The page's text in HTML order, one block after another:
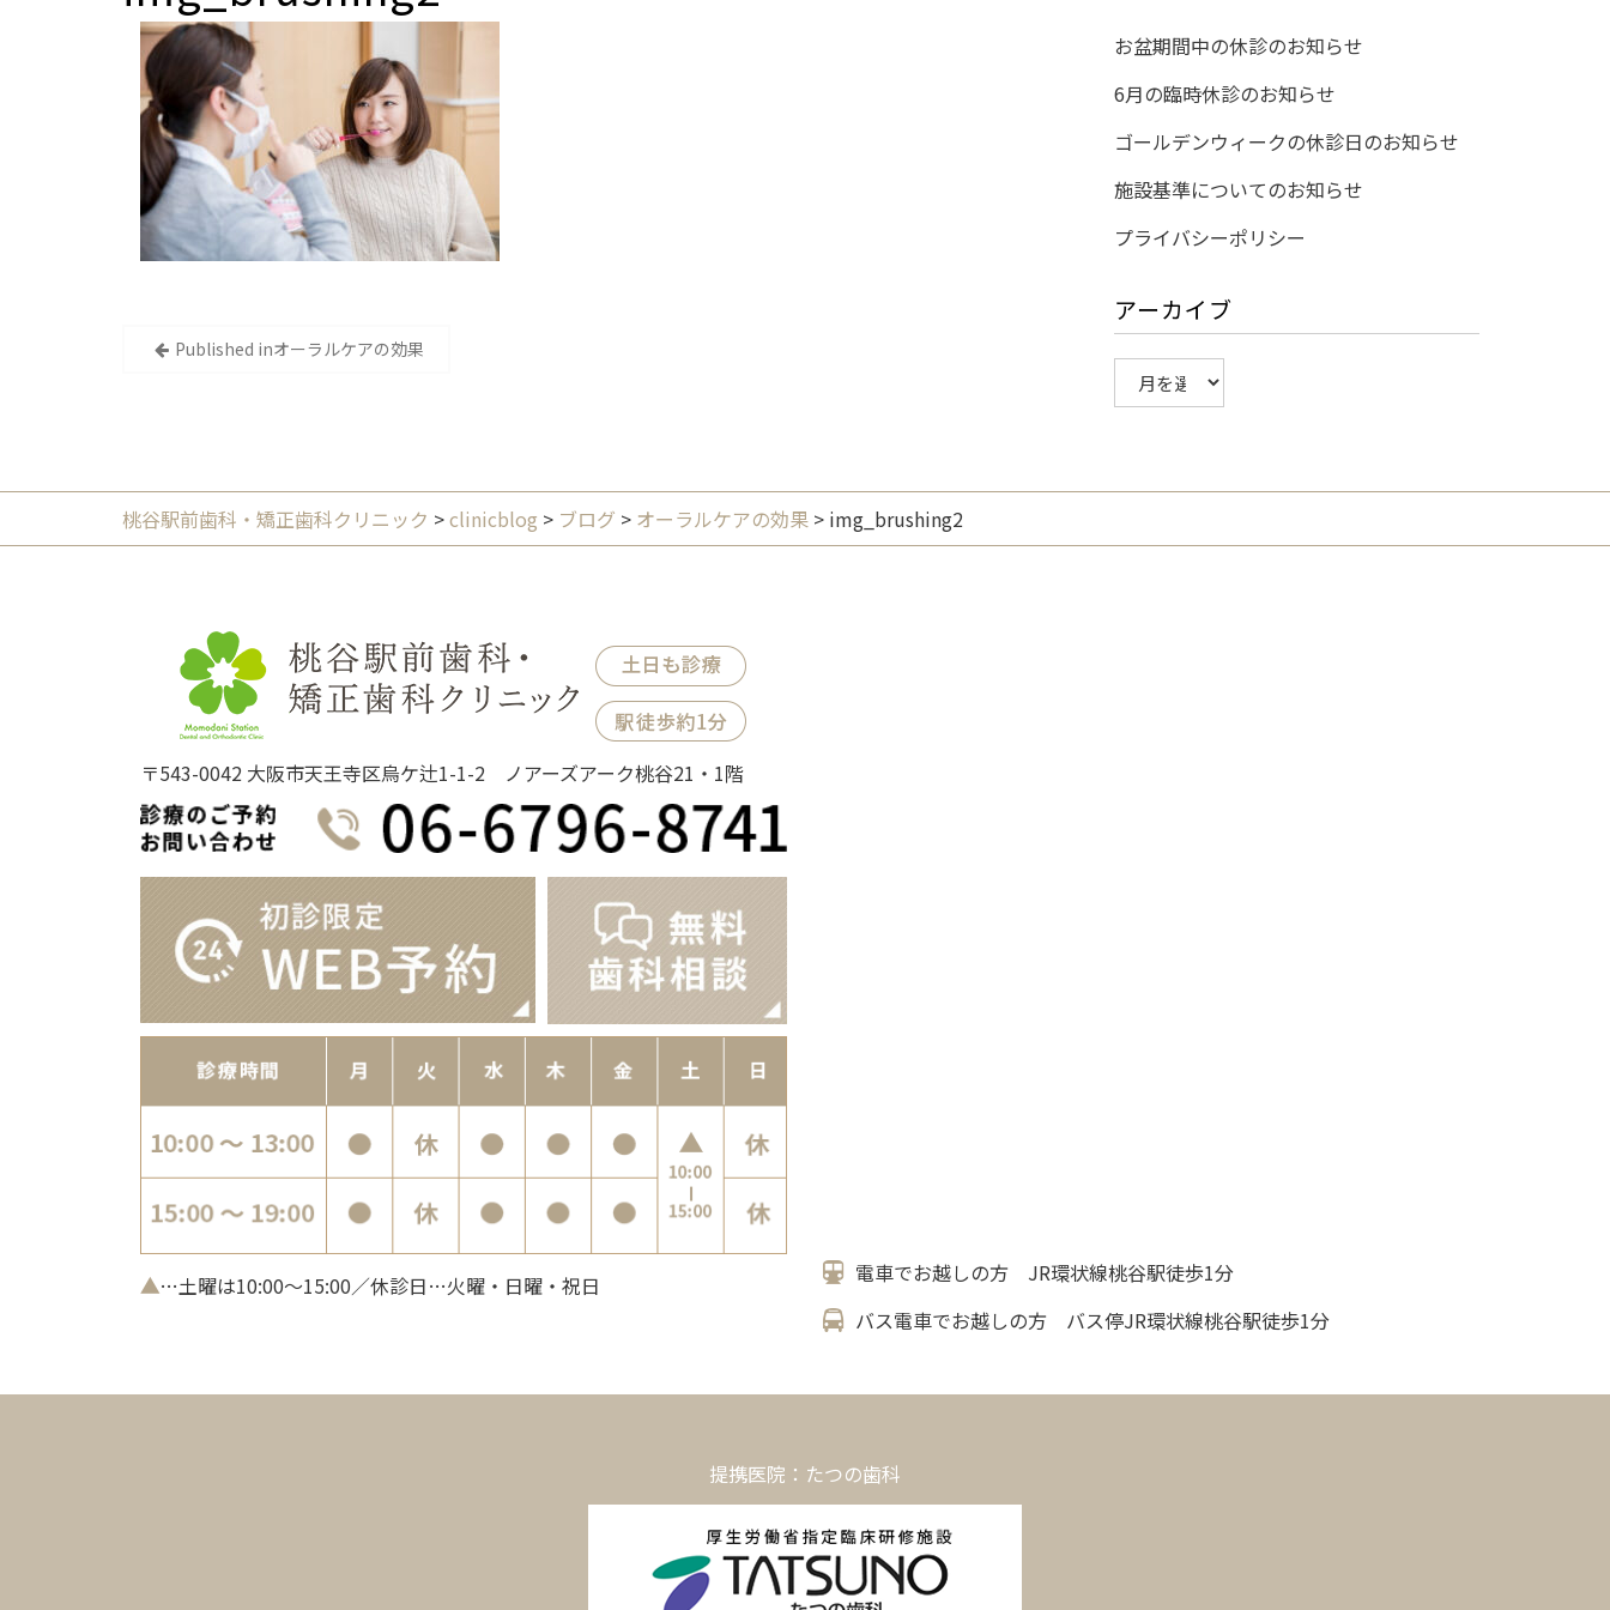
投
ゲ
ー
シ
Published inオーラルケアの効果
お盆期間中の休診のお知らせ
6月の臨時休診のお知らせ
ゴールデンウィークの休診日のお知らせ
施設基準についてのお知らせ
プライバシーポリシー
アーカイブ
ー
ブ
桃谷駅前歯科・矯正歯科クリニック >clinicblog > ブログ > オーラルケアの効果 > img_brushing2
〒543-0042 大阪市天王寺区烏ケ辻1-1-2 ノアーズアーク桃谷21・1階
▲…土曜は10:00～15:00／休診日…火曜・日曜・祝日
電車でお越しの方 JR環状線桃谷駅徒歩1分
バス電車でお越しの方 バス停JR環状線桃谷駅徒歩1分
提携医院：たつの歯科